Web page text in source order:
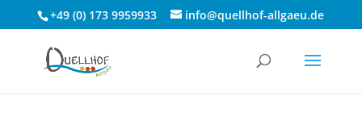
+49 (0) 173 9959933 info@quellhof-allgaeu.de